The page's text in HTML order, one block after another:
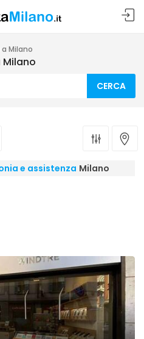
Milano
CERCA
e assistenza Milano